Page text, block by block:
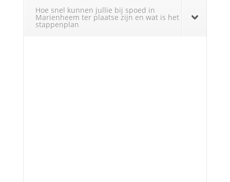
Hoe snel kunnen jullie bij spoed in
Marienheem ter plaatse zijn en wat is het
stappenplan